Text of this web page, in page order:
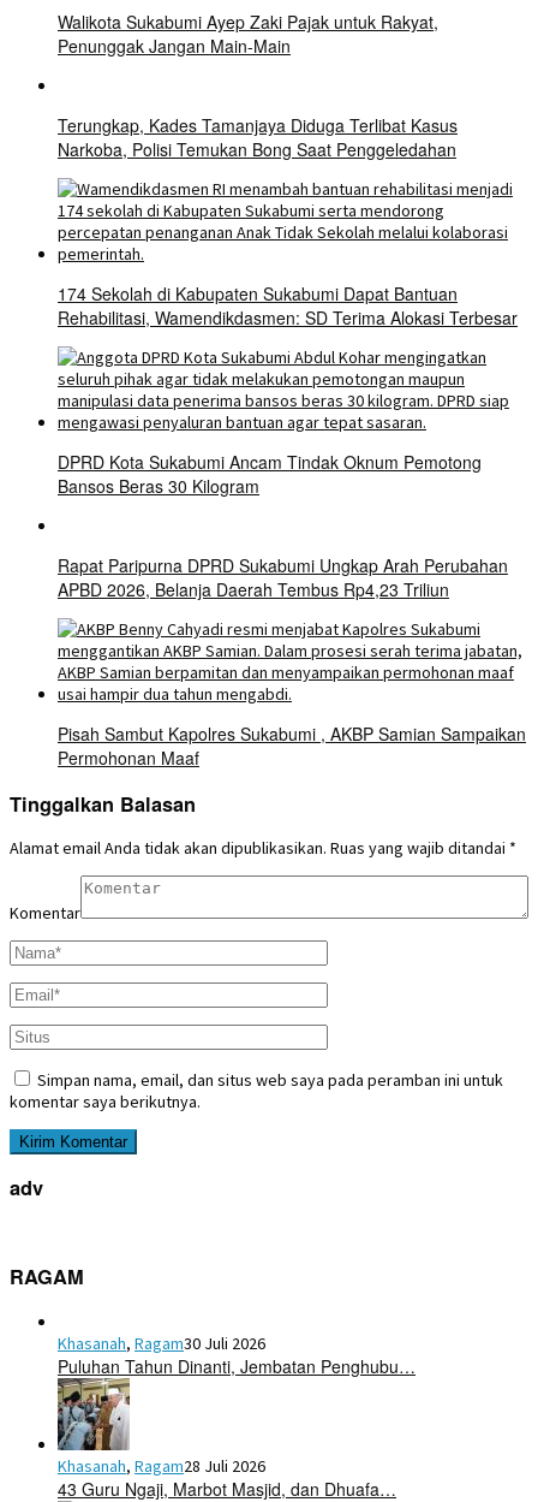
Walikota Sukabumi Ayep Zaki Pajak untuk Rakyat,
Penunggak Jangan Main-Main
Terungkap, Kades Tamanjaya Diduga Terlibat Kasus
Narkoba, Polisi Temukan Bong Saat Penggeledahan
174 Sekolah di Kabupaten Sukabumi Dapat Bantuan
Rehabilitasi, Wamendikdasmen: SD Terima Alokasi Terbesar
DPRD Kota Sukabumi Ancam Tindak Oknum Pemotong
Bansos Beras 30 Kilogram
Rapat Paripurna DPRD Sukabumi Ungkap Arah Perubahan
APBD 2026, Belanja Daerah Tembus Rp4,23 Triliun
Pisah Sambut Kapolres Sukabumi , AKBP Samian Sampaikan
Permohonan Maaf
Tinggalkan Balasan
Alamat email Anda tidak akan dipublikasikan. Ruas yang wajib ditandai *
Komentar
Simpan nama, email, dan situs web saya pada peramban ini untuk
komentar saya berikutnya.
adv
RAGAM
Khasanah, Ragam30 Juli 2026
Puluhan Tahun Dinanti, Jembatan Penghubu…
Khasanah, Ragam28 Juli 2026
43 Guru Ngaji, Marbot Masjid, dan Dhuafa…